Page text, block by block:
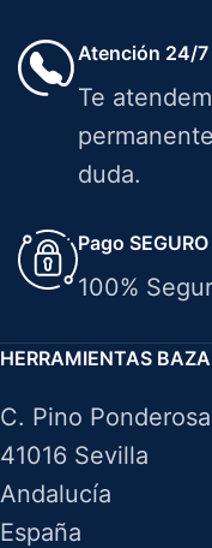
Atención 24/7
Te
duda.
Pago SEGURO
100%
HERRAMIENTAS
C. Pino
41016 Sevilla
Andalucía
España